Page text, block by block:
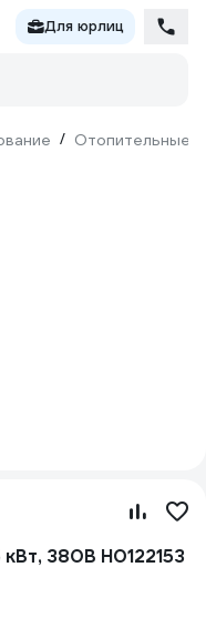
Для юрлиц
/ Отопительные
380В Н0122153